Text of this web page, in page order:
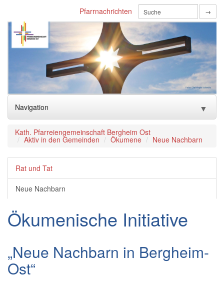
Pfarrnachrichten →
Navigation ▼
Aktuelles_Home
Unsere Kirchen
Sakramente
Kinder & Familien
Wir für Sie ▼
Kath. Pfarreiengemeinschaft Bergheim Ost
Aktiv in den Gemeinden Ökumene Neue Nachbarn
Rat und Tat
Neue Nachbarn
Ökumenische Initiative
„Neue Nachbarn in Bergheim-
Ost“